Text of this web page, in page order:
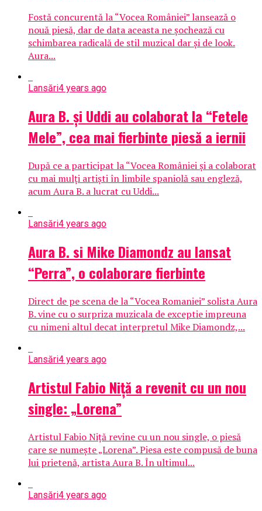
Fostă concurentă la “Vocea României” lansează o
nouă piesă, dar de data aceasta ne șochează cu
schimbarea radicală de stil muzical dar și de look.
Aura...
Lansări4 years ago
Aura B. și Uddi au colaborat la “Fetele
Mele”, cea mai fierbinte piesă a iernii
După ce a participat la “Vocea României și a colaborat
cu mai mulți artiști în limbile spaniolă sau engleză,
acum Aura B. a lucrat cu Uddi...
Lansări4 years ago
Aura B. si Mike Diamondz au lansat
“Perra”, o colaborare fierbinte
Direct de pe scena de la “Vocea Romaniei” solista Aura
B. vine cu o surpriza muzicala de exceptie impreuna
cu nimeni altul decat interpretul Mike Diamondz,...
Lansări4 years ago
Artistul Fabio Niță a revenit cu un nou
single: „Lorena”
Artistul Fabio Niță revine cu un nou single, o piesă
care se numește „Lorena”. Piesa este compusă de buna
lui prietenă, artista Aura B. În ultimul...
Lansări4 years ago